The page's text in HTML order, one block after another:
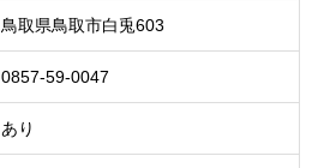
鳥取県鳥取市白兎603
0857-59-0047
あり